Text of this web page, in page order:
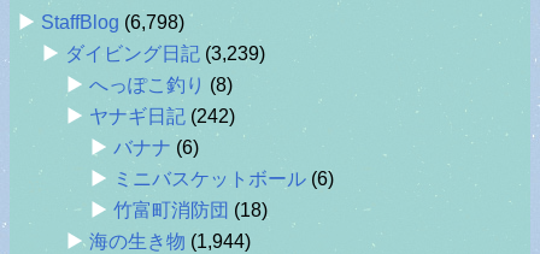
StaffBlog (6,798)
ダイビング日記 (3,239)
へっぽこ釣り (8)
ヤナギ日記 (242)
バナナ (6)
ミニバスケットボール (6)
竹富町消防団 (18)
海の生き物 (1,944)